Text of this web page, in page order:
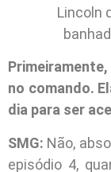
Lincoln
no comando.
dia para ser
SMG: Não,
episódio 4,